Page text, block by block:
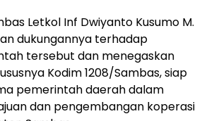
Letkol Inf Dwiyanto Kusumo M.
dukungannya terhadap
tersebut dan menegaskan
Kodim 1208/Sambas, siap
pemerintah daerah dalam
dan pengembangan koperasi